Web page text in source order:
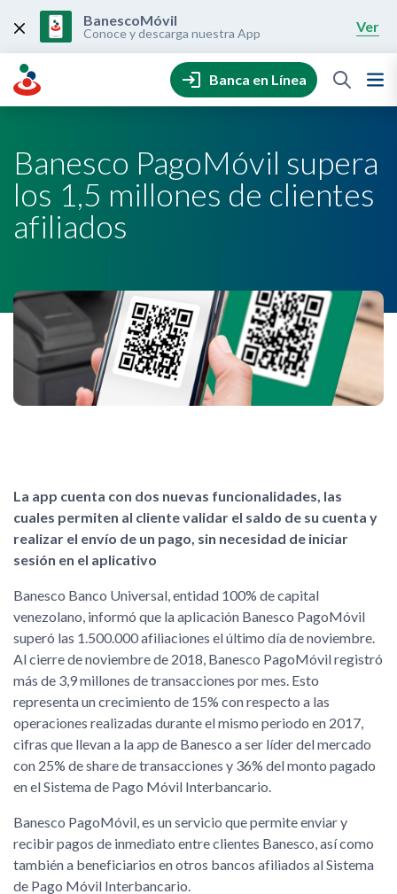
content
BanescoMóvil
Conoce y descarga nuestra App Ver
Banca en Línea
Banesco PagoMóvil supera
los 1,5 millones de clientes
afiliados
La app cuenta con dos nuevas funcionalidades, las
cuales permiten al cliente validar el saldo de su cuenta y
realizar el envío de un pago, sin necesidad de iniciar
sesión en el aplicativo
Banesco Banco Universal, entidad 100% de capital
venezolano, informó que la aplicación Banesco PagoMóvil
superó las 1.500.000 afiliaciones el último día de noviembre.
Al cierre de noviembre de 2018, Banesco PagoMóvil registró
más de 3,9 millones de transacciones por mes. Esto
representa un crecimiento de 15% con respecto a las
operaciones realizadas durante el mismo periodo en 2017,
cifras que llevan a la app de Banesco a ser líder del mercado
con 25% de share de transacciones y 36% del monto pagado
en el Sistema de Pago Móvil Interbancario.
Banesco PagoMóvil, es un servicio que permite enviar y
recibir pagos de inmediato entre clientes Banesco, así como
también a beneficiarios en otros bancos afiliados al Sistema
de Pago Móvil Interbancario.